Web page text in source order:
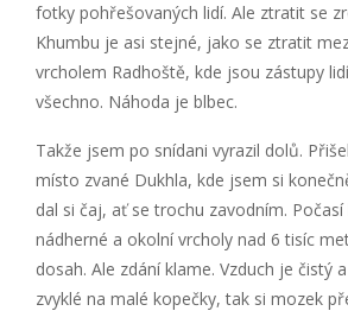
fotky pohřešovaných lidí. Ale ztratit se
Khumbu je asi stejné, jako se ztratit
vrcholem Radhoště, kde jsou zástupy
všechno. Náhoda je blbec.
Takže jsem po snídani vyrazil dolů.
místo zvané Dukhla, kde jsem si
dal si čaj, ať se trochu zavodním.
nádherné a okolní vrcholy nad 6 tisíc
dosah. Ale zdání klame. Vzduch je čistý
zvyklé na malé kopečky, tak si mozek